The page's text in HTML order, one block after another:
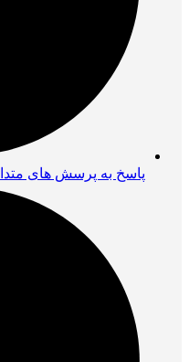
پاسخ به پرسش های